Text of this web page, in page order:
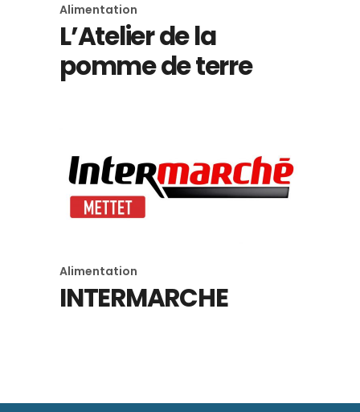
Alimentation
L’Atelier de la
pomme de terre
Alimentation
INTERMARCHE